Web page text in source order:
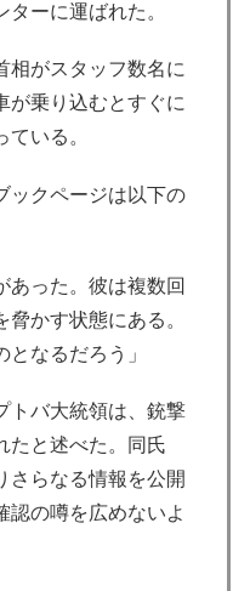
ーに運ばれた。
相がスタッフ数名に
が乗り込むとすぐに
いる。
ックページは以下の
あった。彼は複数回
かす状態にある。
なるだろう」
トバ大統領は、銃撃
たと述べた。同氏
さらなる情報を公開
認の噂を広めないよ